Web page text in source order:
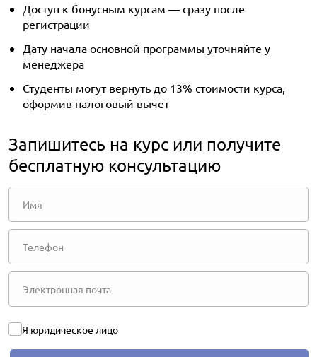
Доступ к бонусным курсам — сразу после
регистрации
Дату начала основной программы уточняйте у
менеджера
Студенты могут вернуть до 13% стоимости курса,
оформив налоговый вычет
Запишитесь на курс или получите
бесплатную консультацию
Я юридическое лицо